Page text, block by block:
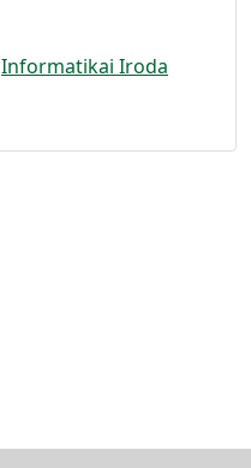
Informatikai Iroda